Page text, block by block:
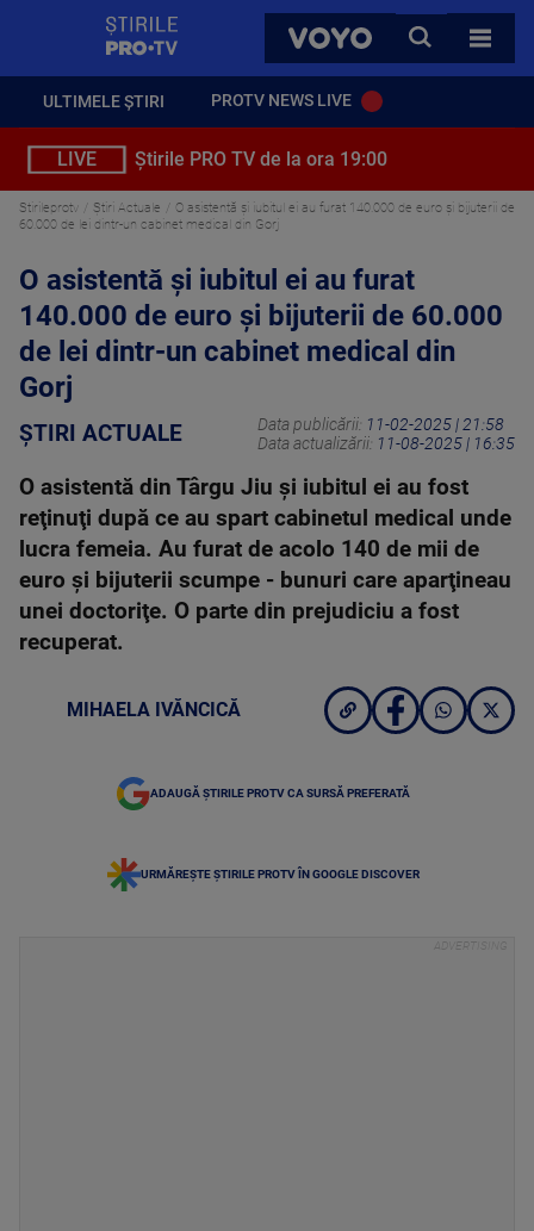
VOYO
CAUTA
TOATE
ULTIMELE ȘTIRI PROTV NEWS LIVE
LIVE Știrile PRO TV de la ora 19:00
Stirileprotv Știri Actuale
O asistentă și iubitul ei au furat 140.000 de euro şi bijuterii de
60.000 de lei dintr-un cabinet medical din Gorj
O asistentă și iubitul ei au furat
140.000 de euro şi bijuterii de 60.000
de lei dintr-un cabinet medical din
Gorj
ȘTIRI ACTUALE Data publicării: 11-02-2025 | 21:58
Data actualizării: 11-08-2025 | 16:35
O asistentă din Târgu Jiu şi iubitul ei au fost
reţinuţi după ce au spart cabinetul medical unde
lucra femeia. Au furat de acolo 140 de mii de
euro şi bijuterii scumpe - bunuri care aparţineau
unei doctoriţe. O parte din prejudiciu a fost
recuperat.
MIHAELA IVĂNCICĂ
ADAUGĂ ȘTIRILE PROTV CA SURSĂ PREFERATĂ
URMĂREȘTE ȘTIRILE PROTV ÎN GOOGLE DISCOVER